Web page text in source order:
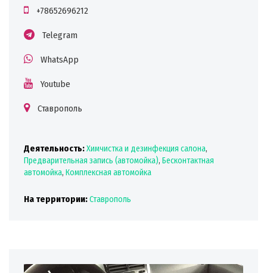
+78652696212
Telegram
WhatsApp
Youtube
Ставрополь
Деятельность:Химчистка и дезинфекция салона,
Предварительная запись (автомойка), Бесконтактная
автомойка, Комплексная автомойка
На территории:Ставрополь